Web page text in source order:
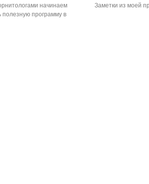
начинаем
программу в
Заметки из моей